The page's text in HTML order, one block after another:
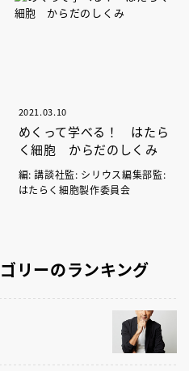
2021.03.10
めくって学べる！ はたら
く細胞 からだのしくみ
編: 講談社監: シリウス編集部監:
はたらく細胞製作委員会
リーのランキング